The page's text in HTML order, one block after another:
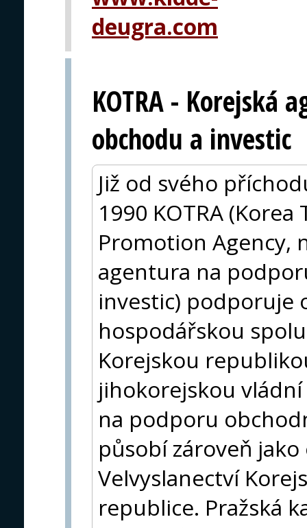
deugra.com
KOTRA - Korejská
obchodu a investic
Již od svého
1990 KOTRA
Promotion Agency,
agentura na
investic) podporuje
hospodářskou
Korejskou
jihokorejskou
na podporu
působí zároveň
Velvyslanectví
republice. Pražská